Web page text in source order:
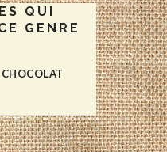
QUI
GENRE